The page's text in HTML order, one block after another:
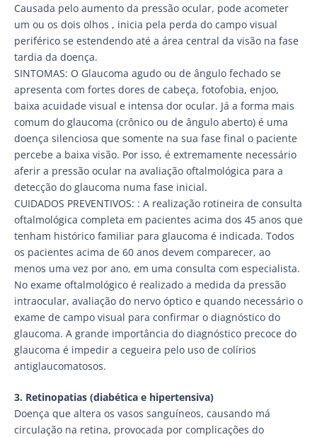
Causada pelo aumento da pressão ocular, pode acometer
um ou os dois olhos , inicia pela perda do campo visual
periférico se estendendo até a área central da visão na fase
tardia da doença.
SINTOMAS: O Glaucoma agudo ou de ângulo fechado se
apresenta com fortes dores de cabeça, fotofobia, enjoo,
baixa acuidade visual e intensa dor ocular. Já a forma mais
comum do glaucoma (crônico ou de ângulo aberto) é uma
doença silenciosa que somente na sua fase final o paciente
percebe a baixa visão. Por isso, é extremamente necessário
aferir a pressão ocular na avaliação oftalmológica para a
detecção do glaucoma numa fase inicial.
CUIDADOS PREVENTIVOS: : A realização rotineira de consulta
oftalmológica completa em pacientes acima dos 45 anos que
tenham histórico familiar para glaucoma é indicada. Todos
os pacientes acima de 60 anos devem comparecer, ao
menos uma vez por ano, em uma consulta com especialista.
No exame oftalmológico é realizado a medida da pressão
intraocular, avaliação do nervo óptico e quando necessário o
exame de campo visual para confirmar o diagnóstico do
glaucoma. A grande importância do diagnóstico precoce do
glaucoma é impedir a cegueira pelo uso de colírios
antiglaucomatosos.
3. Retinopatias (diabética e hipertensiva)
Doença que altera os vasos sanguíneos, causando má
circulação na retina, provocada por complicações do